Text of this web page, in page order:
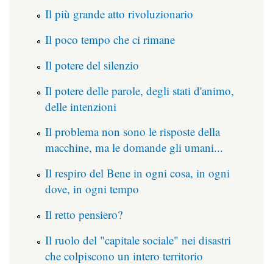
Il più grande atto rivoluzionario
Il poco tempo che ci rimane
Il potere del silenzio
Il potere delle parole, degli stati d'animo,
delle intenzioni
Il problema non sono le risposte della
macchine, ma le domande gli umani...
Il respiro del Bene in ogni cosa, in ogni
dove, in ogni tempo
Il retto pensiero?
Il ruolo del "capitale sociale" nei disastri
che colpiscono un intero territorio